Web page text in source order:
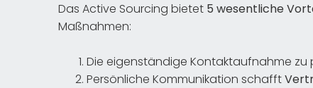
Das Active Sourcing bietet 5 wesentliche
Maßnahmen:
Die eigenständige Kontaktaufnahme zu
Persönliche Kommunikation schafft